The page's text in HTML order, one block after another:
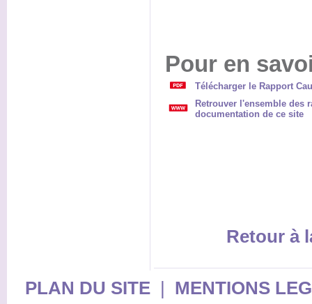
Pour en
Télécharger le Rapport
Retrouver l'ensemble des
documentation de ce site
Retour à
PLAN DU SITE| MENTIONS